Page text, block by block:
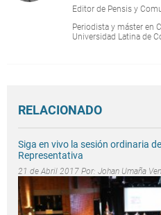
Editor de Pensis y
Periodista y máster en
Universidad Latina de
RELACIONADO
Siga en vivo la sesión ordinaria
Representativa
21 de Abril 2017 Por: Johan Umaña